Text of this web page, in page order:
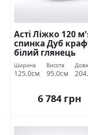
Асті Ліжко 120
спинка Дуб
білий глянець
Міромарк
Ширина
125.0см
Висота
95.0см
6 784 грн